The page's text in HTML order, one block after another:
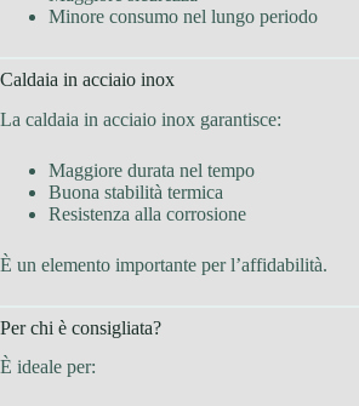
Minore consumo nel lungo periodo
Caldaia in acciaio inox
La caldaia in acciaio inox garantisce:
Maggiore durata nel tempo
Buona stabilità termica
Resistenza alla corrosione
È un elemento importante per l’affidabilità.
Per chi è consigliata?
È ideale per: